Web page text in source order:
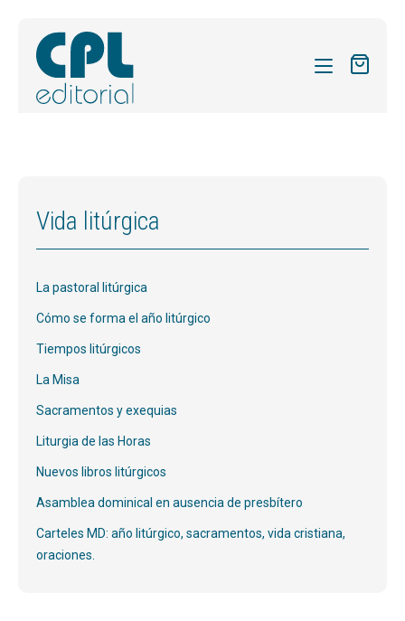
ACTUALIDAD
BLOG
CONTACTO
MI CUENTA
ESP
Vida litúrgica
La pastoral litúrgica
Cómo se forma el año litúrgico
Tiempos litúrgicos
La Misa
Sacramentos y exequias
Liturgia de las Horas
Nuevos libros litúrgicos
Asamblea dominical en ausencia de presbítero
Carteles MD: año litúrgico, sacramentos, vida cristiana,
oraciones.